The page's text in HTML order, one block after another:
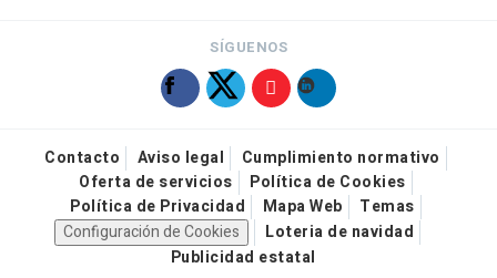
SÍGUENOS
Contacto Aviso legal
Cumplimiento normativo
Oferta de servicios
Política de Cookies
Política de Privacidad
Mapa Web
Temas
Configuración de Cookies
Loteria de navidad
Publicidad estatal